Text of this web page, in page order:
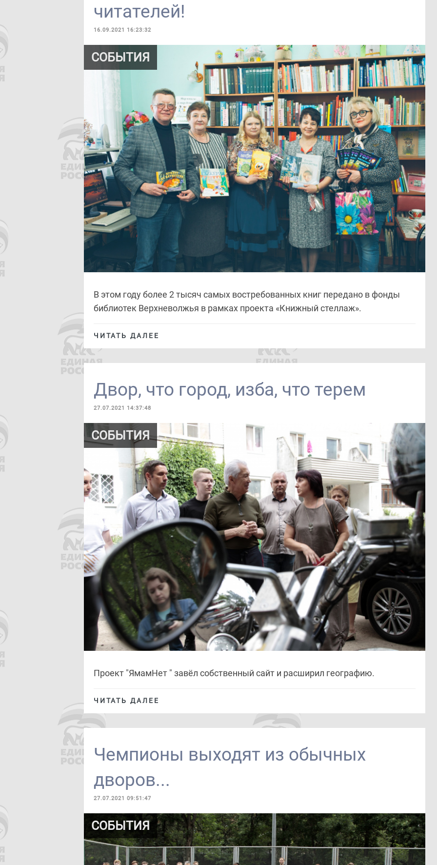
читателей!
16.09.2021 16:23:32
СОБЫТИЯ
В этом году более 2 тысяч самых востребованных книг передано в фонды
библиотек Верхневолжья в рамках проекта «Книжный стеллаж».
ЧИТАТЬ ДАЛЕЕ
Двор, что город, изба, что терем
27.07.2021 14:37:48
СОБЫТИЯ
Проект "ЯмамНет " завёл собственный сайт и расширил географию.
ЧИТАТЬ ДАЛЕЕ
Чемпионы выходят из обычных
дворов...
27.07.2021 09:51:47
СОБЫТИЯ